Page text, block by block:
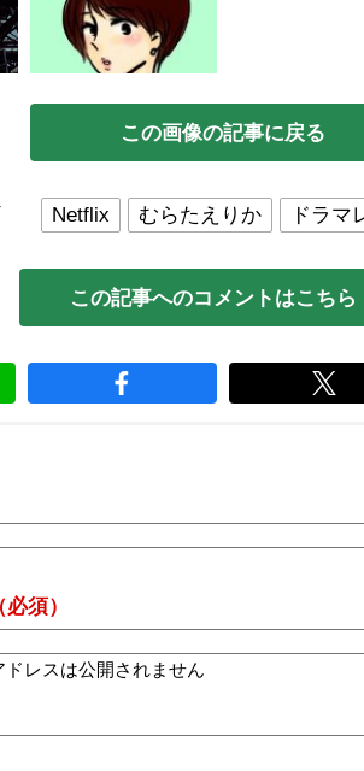
この画像の記事に戻る
Netflix むらたえりか ドラマ
この記事へのコメントはこちら
必須）
ドレスは公開されません